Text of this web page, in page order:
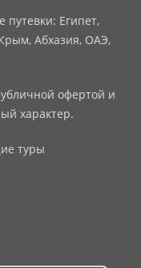
Египет,
Абхазия, ОАЭ,
офертой и
характер.
туры